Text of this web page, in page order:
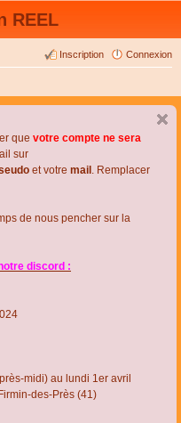
REEL
Connexion
Inscription
que votre compte ne sera
sur
et votre mail . Remplacer
de nous pencher sur la
discord :
midi) au lundi 1er avril
des-Près (41)